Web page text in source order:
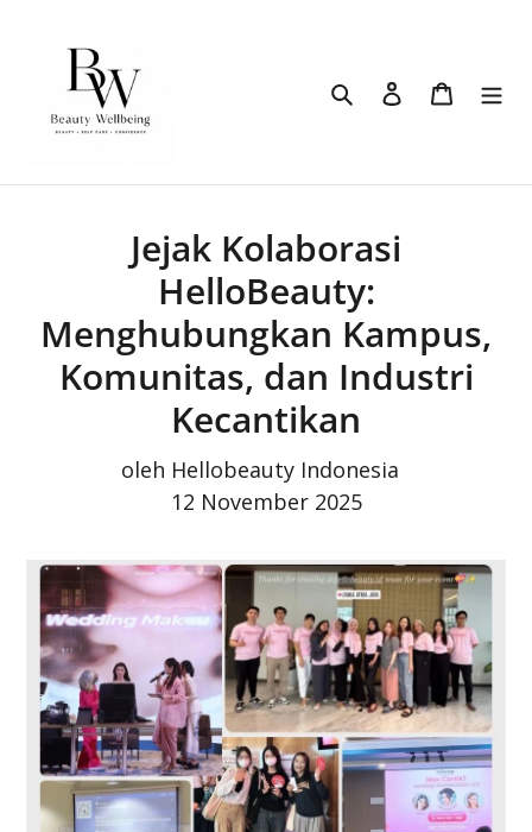
Cari Login
Jejak Kolaborasi
HelloBeauty:
Menghubungkan Kampus,
Komunitas, dan Industri
Kecantikan
oleh Hellobeauty Indonesia
12 November 2025